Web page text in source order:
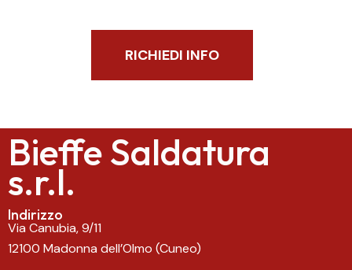
RICHIEDI INFO
Bieffe Saldatura
s.r.l.
Indirizzo
Via Canubia, 9/11
12100 Madonna dell’Olmo (Cuneo)